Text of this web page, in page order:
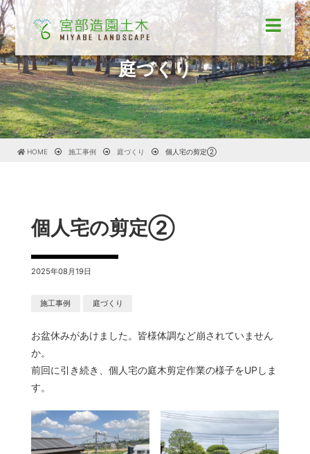
庭づくり
HOME 施工事例 庭づくり 個人宅の剪定②
個人宅の剪定②
2025年08月19日
施工事例 庭づくり
お盆休みがあけました。皆様体調など崩されていません
か。
前回に引き続き、個人宅の庭木剪定作業の様子をUPしま
す。